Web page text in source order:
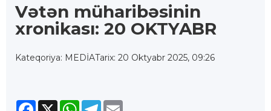
Vətən müharibəsinin
xronikası: 20 OKTYABR
Kateqoriya: MEDİATarix: 20 Oktyabr 2025, 09:26
Facebook
X WhatsApp
Telegram